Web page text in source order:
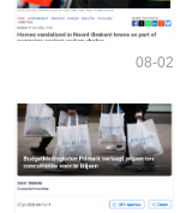
08-02